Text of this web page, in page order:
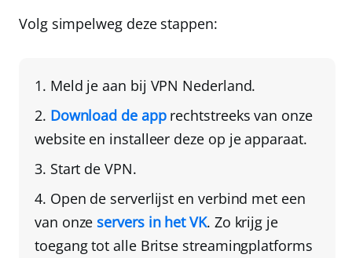
Volg simpelweg deze stappen:
Meld je aan bij VPN Nederland.
Download de apprechtstreeks van onze
websiteen installeer deze op je apparaat.
Start de VPN.
Open de serverlijst en verbind met een
van onzeservers in het VK. Zo krijg je
toegang tot alle Britse streamingplatforms